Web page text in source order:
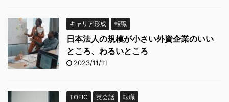
キャリア形成 転職
日本法人の規模が小さい外資企業のいい
ところ、わるいところ
2023/11/11
TOEIC 英会話 転職